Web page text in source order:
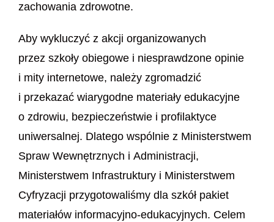
zachowania zdrowotne.
Aby wykluczyć z akcji organizowanych
przez szkoły obiegowe i niesprawdzone opinie
i mity internetowe, należy zgromadzić
i przekazać wiarygodne materiały edukacyjne
o zdrowiu, bezpieczeństwie i profilaktyce
uniwersalnej. Dlatego wspólnie z Ministerstwem
Spraw Wewnętrznych i Administracji,
Ministerstwem Infrastruktury i Ministerstwem
Cyfryzacji przygotowaliśmy dla szkół pakiet
materiałów informacyjno-edukacyjnych. Celem